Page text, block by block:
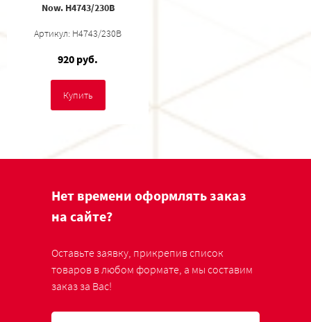
Now. H4743/230B
Артикул: H4743/230B
920 руб.
Купить
Нет времени оформлять заказ
на сайте?
Оставьте заявку, прикрепив список
товаров в любом формате, а мы составим
заказ за Вас!